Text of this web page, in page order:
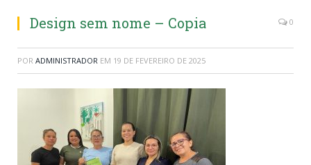
Design sem nome – Copia 0
POR ADMINISTRADOR EM 19 DE FEVEREIRO DE 2025